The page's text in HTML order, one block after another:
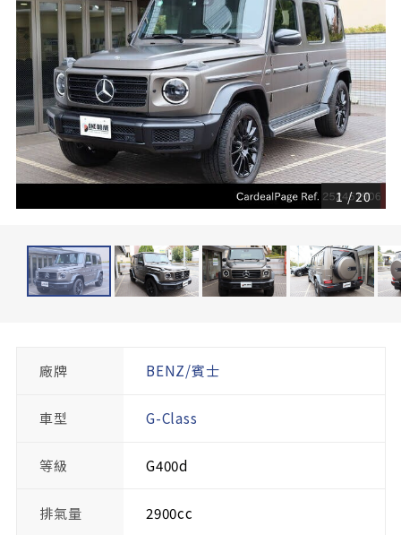
1/20
廠牌 BENZ/賓士
車型 G-Class
等級 G400d
排氣量 2900cc